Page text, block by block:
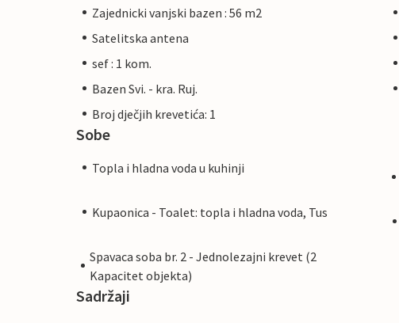
Zajednicki vanjski bazen : 56 m2
Satelitska antena
sef : 1 kom.
Bazen Svi. - kra. Ruj.
Broj dječjih krevetića: 1
Sobe
Topla i hladna voda u kuhinji
Kupaonica - Toalet: topla i hladna voda, Tus
Spavaca soba br. 2 - Jednolezajni krevet (2
Kapacitet objekta)
Sadržaji